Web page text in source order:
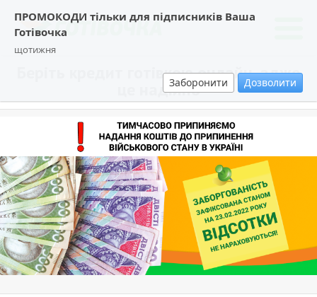
ПРОМОКОДИ тільки для підписників Ваша
Готівочка
щотижня
Заборонити Дозволити
Беріть кредит готівкою онлайн, адже
це надійно